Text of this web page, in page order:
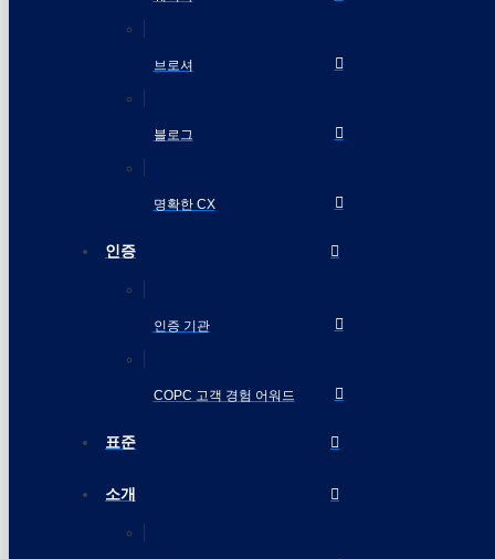
브로셔
블로그
명확한 CX
인증
인증 기관
COPC 고객 경험 어워드
표준
소개